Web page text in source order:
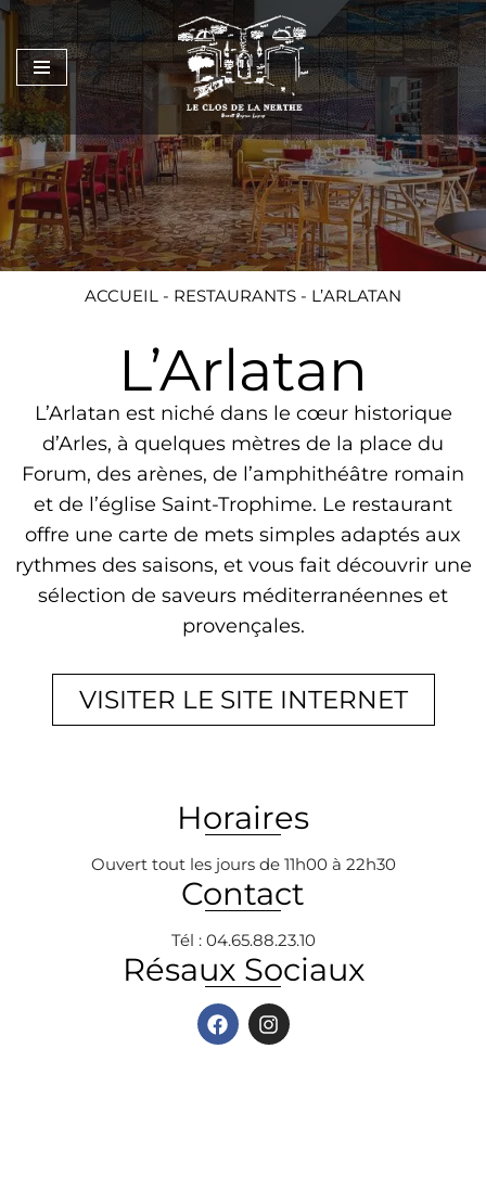
Aller
au
contenu
ACCUEIL - RESTAURANTS - L’ARLATAN
L’Arlatan
L’Arlatan est niché dans le cœur historique
d’Arles, à quelques mètres de la place du
Forum, des arènes, de l’amphithéâtre romain
et de l’église Saint-Trophime. Le restaurant
offre une carte de mets simples adaptés aux
rythmes des saisons, et vous fait découvrir une
sélection de saveurs méditerranéennes et
provençales.
VISITER LE SITE INTERNET
Horaires
Ouvert tout les jours de 11h00 à 22h30
Contact
Tél : 04.65.88.23.10
Résaux Sociaux